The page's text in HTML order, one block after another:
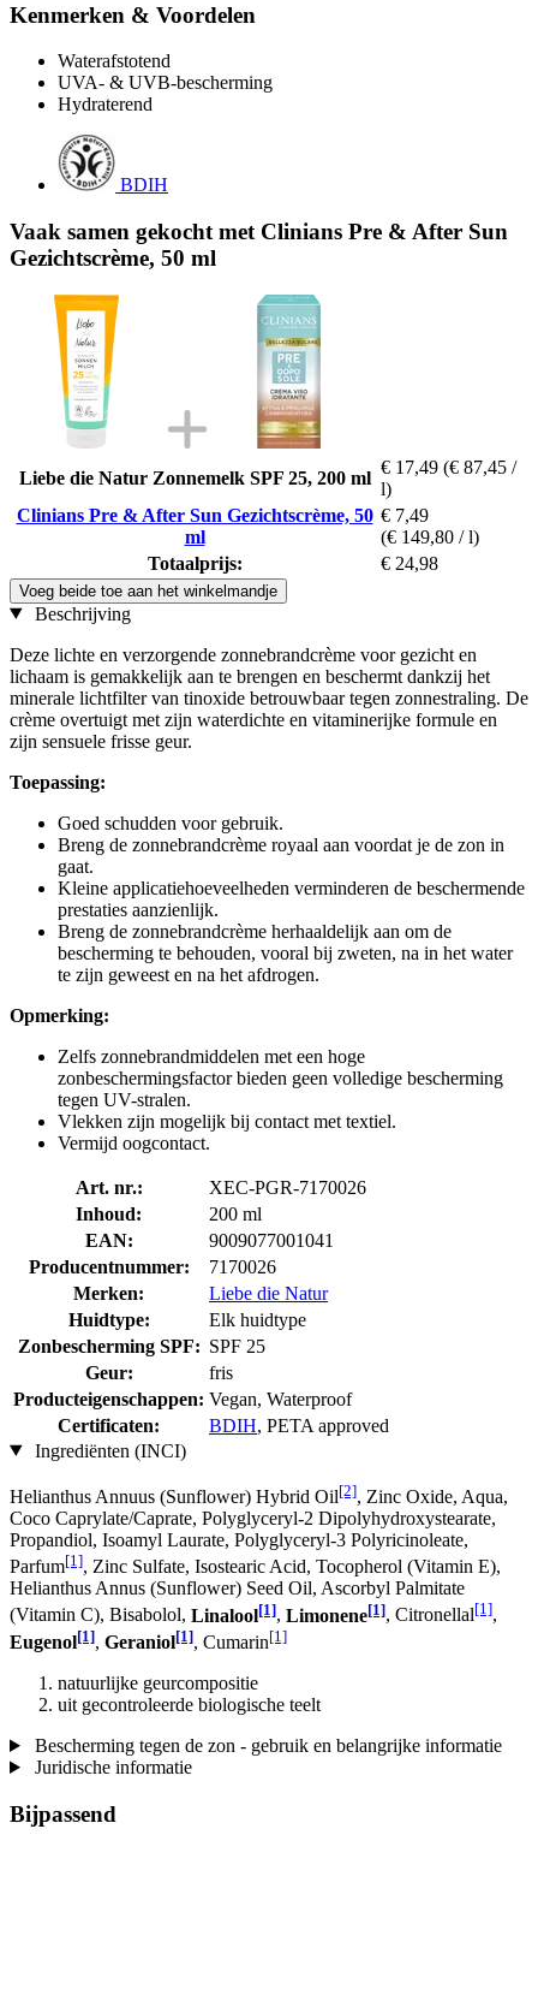
Kenmerken & Voordelen
Waterafstotend
UVA- & UVB-bescherming
Hydraterend
BDIH
Vaak samen gekocht met Clinians Pre & After Sun
Gezichtscrème, 50 ml
Liebe die Natur Zonnemelk SPF 25, 200 ml
€ 17,49 (€ 87,45 /
l)
Clinians Pre & After Sun Gezichtscrème, 50
ml
€ 7,49
(€ 149,80 / l)
Totaalprijs:
€ 24,98
Voeg beide toe aan het winkelmandje
Beschrijving
Deze lichte en verzorgende zonnebrandcrème voor gezicht en
lichaam is gemakkelijk aan te brengen en beschermt dankzij het
minerale lichtfilter van tinoxide betrouwbaar tegen zonnestraling. De
crème overtuigt met zijn waterdichte en vitaminerijke formule en
zijn sensuele frisse geur.
Toepassing:
Goed schudden voor gebruik.
Breng de zonnebrandcrème royaal aan voordat je de zon in
gaat.
Kleine applicatiehoeveelheden verminderen de beschermende
prestaties aanzienlijk.
Breng de zonnebrandcrème herhaaldelijk aan om de
bescherming te behouden, vooral bij zweten, na in het water
te zijn geweest en na het afdrogen.
Opmerking:
Zelfs zonnebrandmiddelen met een hoge
zonbeschermingsfactor bieden geen volledige bescherming
tegen UV-stralen.
Vlekken zijn mogelijk bij contact met textiel.
Vermijd oogcontact.
Art. nr.:
XEC-PGR-7170026
Inhoud:
200 ml
EAN:
9009077001041
Producentnummer:
7170026
Merken:
Liebe die Natur
Huidtype:
Elk huidtype
Zonbescherming SPF: SPF 25
Geur:
fris
Producteigenschappen: Vegan, Waterproof
Certificaten:
BDIH, PETA approved
Ingrediënten (INCI)
Helianthus Annuus (Sunflower) Hybrid Oil[2], Zinc Oxide, Aqua,
Coco Caprylate/Caprate, Polyglyceryl-2 Dipolyhydroxystearate,
Propandiol, Isoamyl Laurate, Polyglyceryl-3 Polyricinoleate,
Parfum[1], Zinc Sulfate, Isostearic Acid, Tocopherol (Vitamin E),
Helianthus Annus (Sunflower) Seed Oil, Ascorbyl Palmitate
(Vitamin C), Bisabolol, Linalool[1], Limonene[1], Citronellal[1],
Eugenol[1], Geraniol[1], Cumarin[1]
natuurlijke geurcompositie
uit gecontroleerde biologische teelt
Bescherming tegen de zon - gebruik en belangrijke informatie
Juridische informatie
Bijpassend